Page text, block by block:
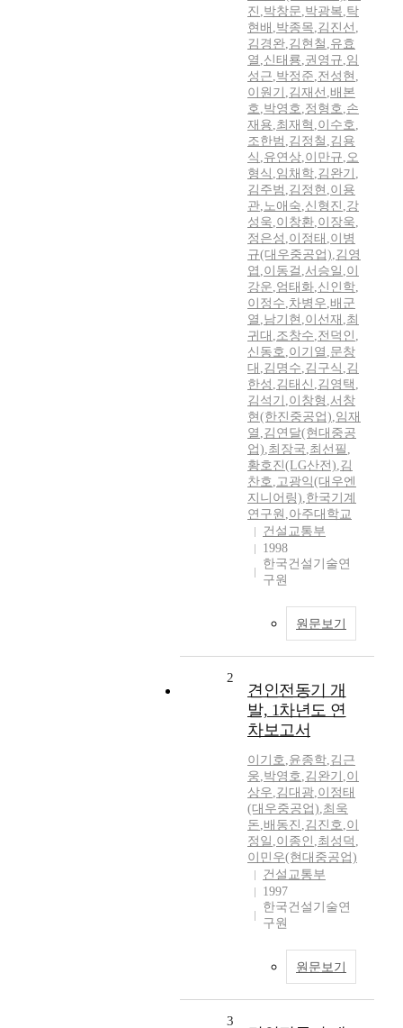
진 ,박창문,박광복,탁
현배 ,박종목,김진선 ,
김경완,김현철 ,유효
열 ,신태룡,권영규,임
성근,박정준,전성현 ,
이원기 ,김재선 ,배본
호,박영호,정형호,손
재용,최재혁 ,이수호,
조한범 ,김정철 ,김용
식 ,유연상,이만규,오
형식 ,임채학,김완기 ,
김주범 ,김정현 ,이용
관,노애숙,신형진 ,강
성욱,이창환,이장욱,
정은성 ,이정태 ,이병
규(대우중공업),김영
엽 ,이동걸 ,서승일 ,이
강운,엄태화,신인학,
이정수,차병우,배군
열 ,남기현 ,이선재 ,최
귀대 ,조창수,전덕인 ,
신동호,이기열 ,문창
대 ,김명수,김구식 ,김
한성 ,김태신 ,김영택 ,
김석기 ,이창형 ,서창
현(한진중공업),임재
열 ,김연달(현대중공
업),최장국,최선필 ,
황호진(LG산전),김
찬호,고광익(대우엔
지니어링),한국기계
연구원 ,아주대학교
건설교통부
1998
한국건설기술연
구원
원문보기
2
견인전동기 개
발, 1차년도 연
차보고서
이기호,윤종학,김근
웅,박영호,김완기 ,이
상우,김대광,이정태
(대우중공업),최욱
돈,배동진 ,김진호,이
정일 ,이종인 ,최성덕 ,
이민우(현대중공업)
건설교통부
1997
한국건설기술연
구원
원문보기
3